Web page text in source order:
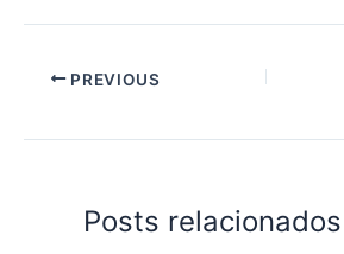
PREVIOUS
Posts relacionados